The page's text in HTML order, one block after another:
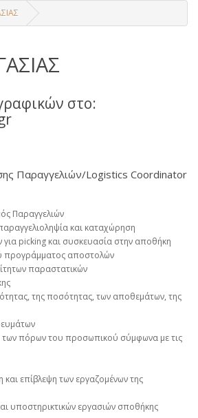
στο:
Παραγγελιών/Logistics Coordinator
Παραγγελιών
και καταχώρηση
για picking και συσκευασία στην αποθήκη
προγράμματος αποστολών
παραστατικών
της ποσότητας, των αποθεμάτων, της
των πόρων του προσωπικού σύμφωνα με τις
επίβλεψη των εργαζομένων της
υποστηρικτικών εργασιών σποθήκης